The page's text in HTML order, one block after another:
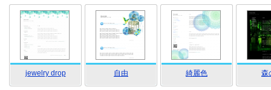
jewelry drop 自由 綺麗色 森